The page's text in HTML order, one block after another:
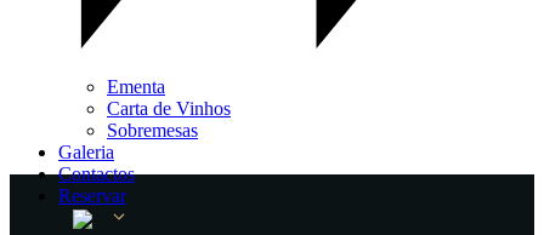
Ementa
Carta de Vinhos
Sobremesas
Galeria
Contactos
Reservar